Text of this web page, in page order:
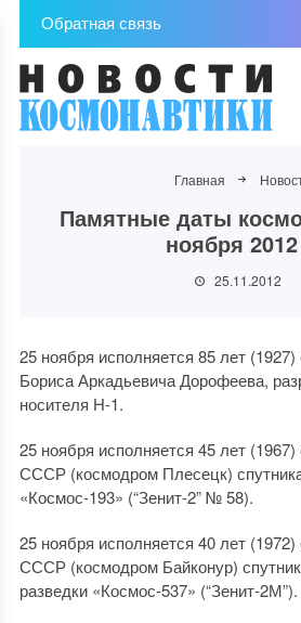
Обратная связь
Главная
Памятные даты
ноября 2012
25.11.2012
25 ноября исполняется 85 лет
Бориса Аркадьевича Дорофеева,
носителя Н-1.
25 ноября исполняется 45 лет
СССР (космодром Плесецк)
«Космос-193» (“Зенит-2” № 58).
25 ноября исполняется 40 лет
СССР (космодром Байконур)
разведки «Космос-537» (“Зенит-2М”).